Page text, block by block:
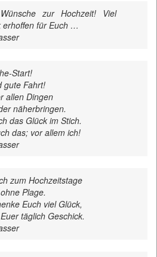
zur Hochzeit! Viel
erhoffen für Euch …
Start!
gute Fahrt!
allen Dingen
näherbringen.
das Glück im Stich.
das; vor allem ich!
zum Hochzeitstage
Plage.
Euch viel Glück,
täglich Geschick.